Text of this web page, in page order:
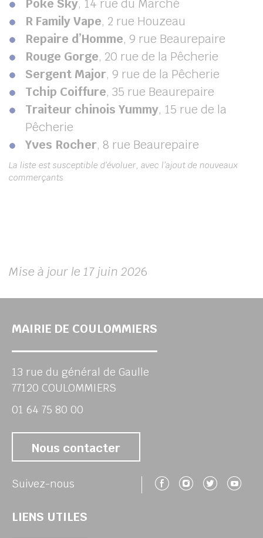
Poke Sky, 14 rue du Marché
R Family Vape, 2 rue Houzeau
Repaire d’Homme, 9 rue Beaurepaire
Rouge Gorge, 20 rue de la Pêcherie
Sergent Major, 9 rue de la Pêcherie
Tchip Coiffure, 35 rue Beaurepaire
Traiteur chinois Yummy, 15 rue de la
Pêcherie
Yves Rocher, 8 rue Beaurepaire
La liste est susceptible d’évoluer, avec l’ajout de nouveaux
commerçants
Mise à jour le 17 juin 2026
MAIRIE DE COULOMMIERS
13 rue du général de Gaulle
77120 COULOMMIERS
01 64 75 80 00
Nous contacter
Suivez-nous Suivez-nous
Suivez-
LIENS UTILES